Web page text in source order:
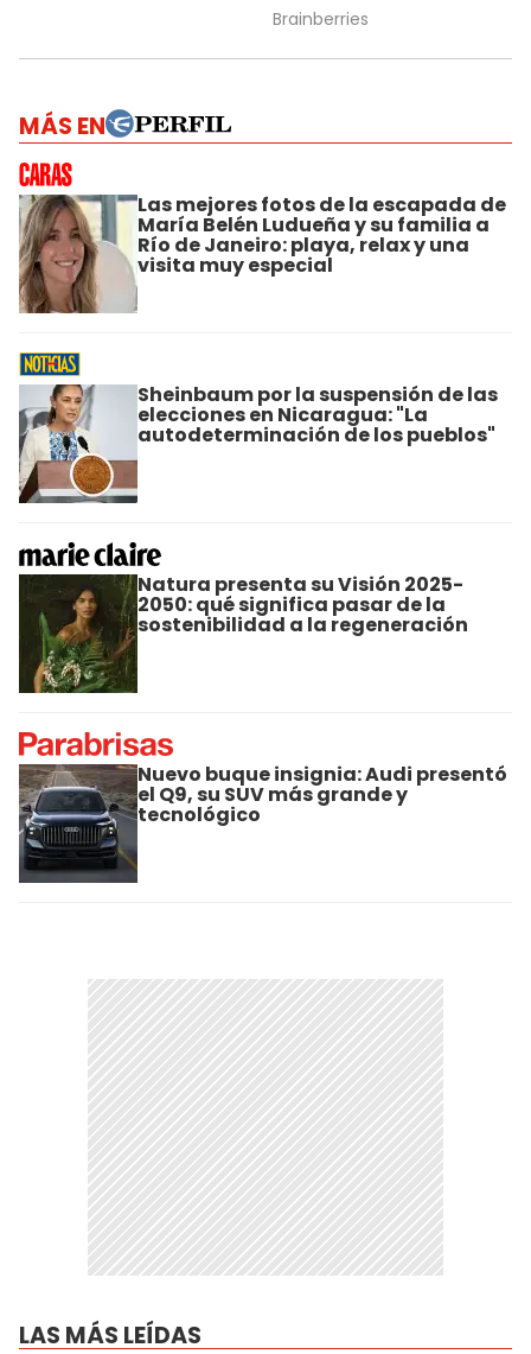
MÁS EN
Las mejores fotos de la escapada de
María Belén Ludueña y su familia a
Río de Janeiro: playa, relax y una
visita muy especial
Sheinbaum por la suspensión de las
elecciones en Nicaragua: "La
autodeterminación de los pueblos"
Natura presenta su Visión 2025-
2050: qué significa pasar de la
sostenibilidad a la regeneración
Nuevo buque insignia: Audi presentó
el Q9, su SUV más grande y
tecnológico
LAS MÁS LEÍDAS